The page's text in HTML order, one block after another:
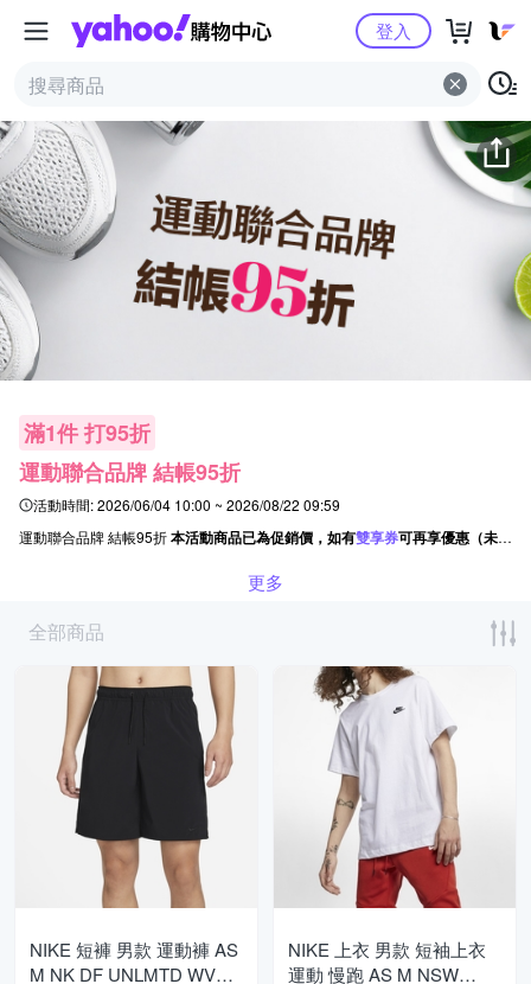
Yahoo購物中心
登入
滿1件 打95折
運動聯合品牌 結帳95折
活動時間:2026/06/04 10:00 ~ 2026/08/22 09:59
運動聯合品牌 結帳95折本活動商品已為促銷價，如有雙享券可再享優惠（未包含一般折價券）。
更多
全部商品
NIKE 短褲 男款 運動褲 AS
M NK DF UNLMTD WVN
NIKE 上衣 男款 短袖上衣
運動 慢跑 AS M NSW